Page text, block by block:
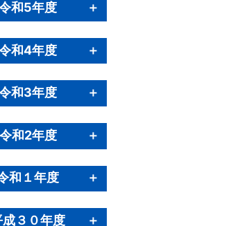
和5年度
和4年度
和3年度
令和2年度
和１年度
成３０年度